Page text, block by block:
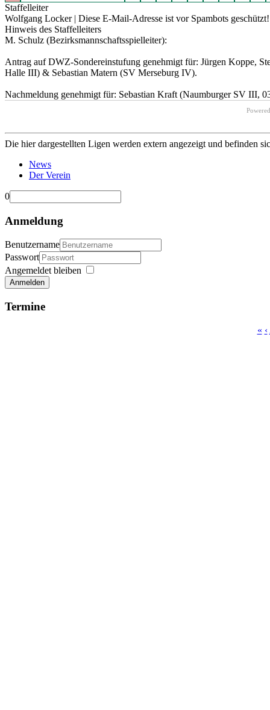
Staffelleiter
Wolfgang Locker | Diese E-Mail-Adresse ist vor Spambots
Hinweis des Staffelleiters
M. Schulz (Bezirksmannschaftsspielleiter):
Antrag auf DWZ-Sondereinstufung genehmigt für: Jürgen Koppe,
Halle III) & Sebastian Matern (SV Merseburg IV).
Nachmeldung genehmigt für: Sebastian Kraft (Naumburger SV III,
Die hier dargestellten Ligen werden extern angezeigt und befinden
News
Der Verein
0
Anmeldung
Benutzername
Passwort
Angemeldet bleiben
Anmelden
Termine
« ‹